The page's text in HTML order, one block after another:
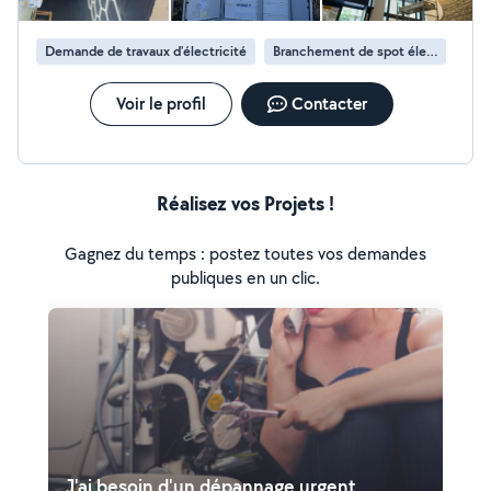
projet ou pour toute urgence !
Demande de travaux d’électricité Branchement de spot électrique
Voir le profil Contacter
Réalisez vos Projets !
Gagnez du temps : postez toutes vos demandes
publiques en un clic.